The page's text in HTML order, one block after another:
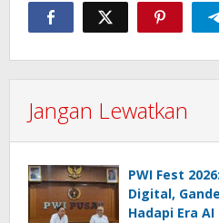
Jangan Lewatkan
PWI Fest
Digital,
Hadapi Era AI